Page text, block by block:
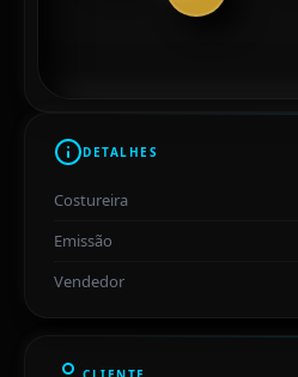
DETALHES
Costureira
Emissão
Vendedor